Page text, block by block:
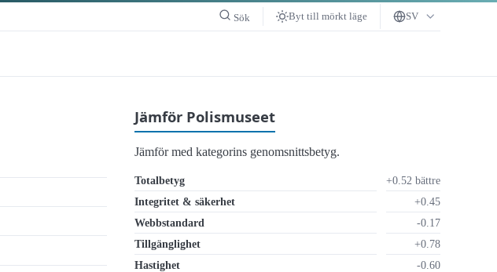
Sök Byt till mörkt läge SV
är otillräckligt
Jämför Polismuseet
Jämför med kategorins genomsnittsbetyg.
Totalbetyg
+0.52 bättre
Integritet & säkerhet
+0.45
Webbstandard
-0.17
Tillgänglighet
+0.78
Hastighet
-0.60